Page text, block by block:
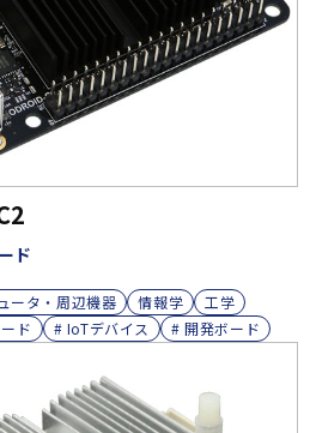
ド
ータ・周辺機器 情報学
工学
ド # IoTデバイス # 開発ボード